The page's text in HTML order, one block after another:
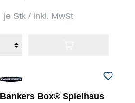
je Stk / inkl. MwSt
Bankers Box® Spielhaus